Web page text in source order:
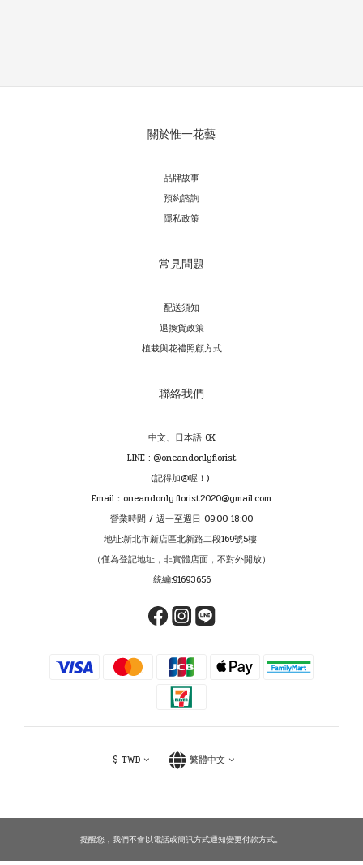
關於惟一花藝
品牌故事
預約諮詢
隱私政策
常見問題
配送須知
退換貨政策
植栽與花禮照顧方式
聯絡我們
中文、日本語 OK
LINE : @oneandonlyflorist
(記得加@喔！)
Email：oneandonly.florist2020@gmail.com
營業時間 / 週一至週日 09:00-18:00
地址:新北市新店區北新路二段169號5樓
（僅為登記地址，非實體店面，不對外開放）
統編:91693656
$ TWD 繁體中文
提醒您，我們不會以電話或簡訊方式通知變更付款方式。